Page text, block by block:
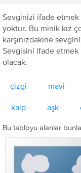
Sevginizi ifade
yoktur. Bu minik kız
karşınızdakine
Sevgisini ifade
olacak.
çizgi mavi
kalp aşk
Bu tabloyu alanlar